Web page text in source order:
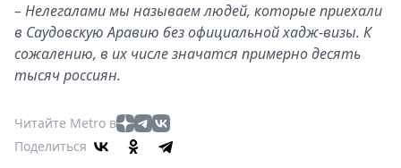
– Нелегалами мы называем людей, которые приехали
в Саудовскую Аравию без официальной хадж-визы. К
сожалению, в их числе значатся примерно десять
тысяч россиян.
Читайте Metro в
Поделиться